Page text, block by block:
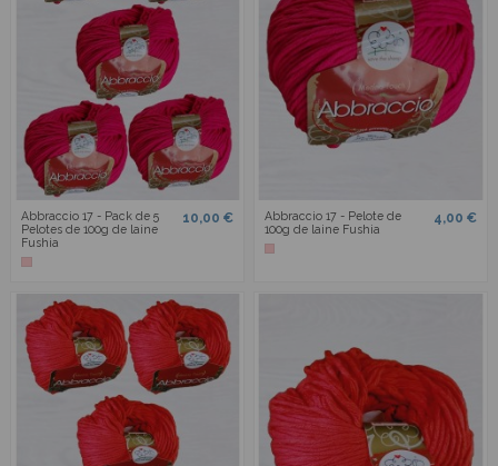
Abbraccio 17 - Pack de 5
Pelotes de 100g de laine
Fushia
10,00 €
Abbraccio 17 - Pelote de
100g de laine Fushia
4,00 €